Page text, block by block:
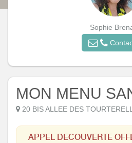
Sophie
MON MENU
20 BIS ALLEE DES
APPEL DECOUVERTE